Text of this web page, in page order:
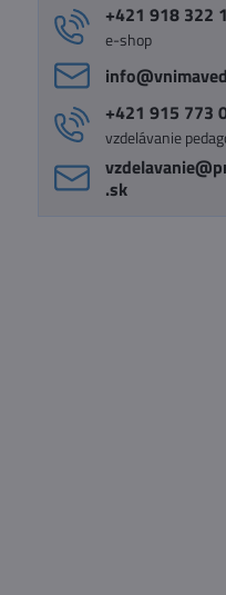
+421 918 322
e-shop
+421 915 773
vzdelávanie
.sk